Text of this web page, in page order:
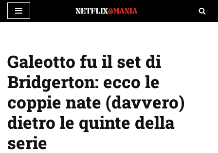
contenuto
Galeotto fu il set di
Bridgerton: ecco le
coppie nate (davvero)
dietro le quinte della
serie